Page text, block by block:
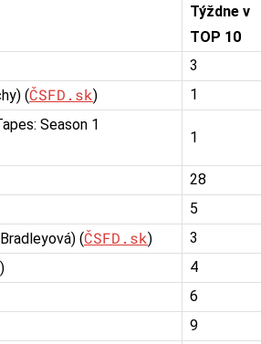
Týždne v
TOP 10
3
(ČSFD.sk) 1
Season 1
1
28
5
(ČSFD.sk)
3
)
4
6
9